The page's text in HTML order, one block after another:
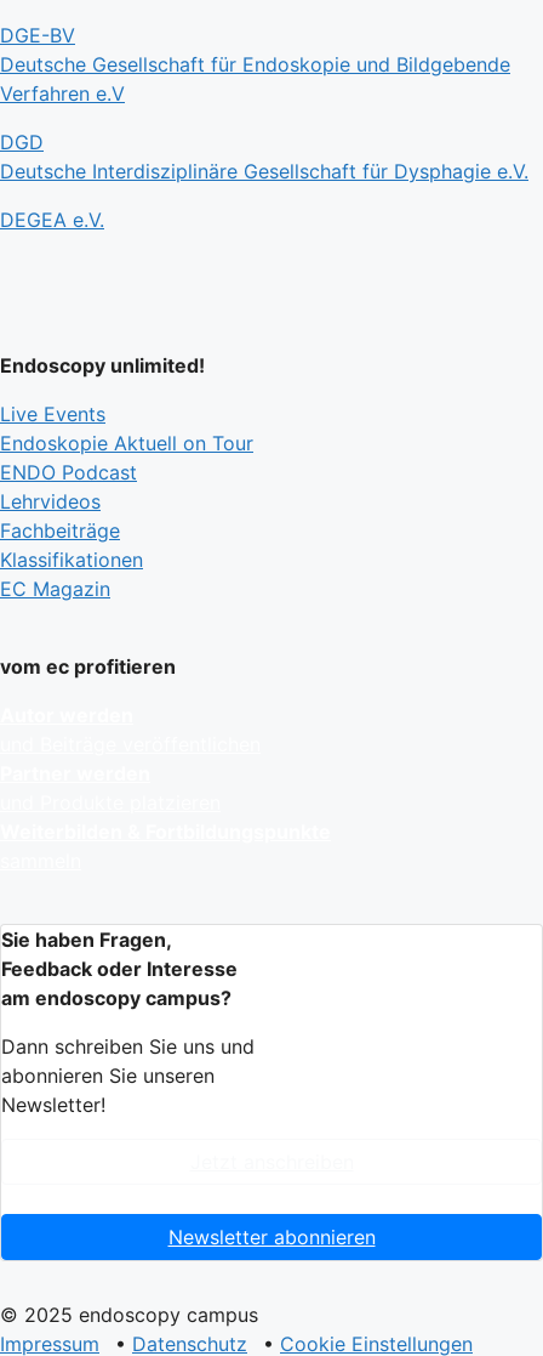
DGE-BV
Deutsche Gesellschaft für Endoskopie und Bildgebende
Verfahren e.V
DGD
Deutsche Interdisziplinäre Gesellschaft für Dysphagie e.V.
DEGEA e.V.
Endoscopy unlimited!
Live Events
Endoskopie Aktuell on Tour
ENDO Podcast
Lehrvideos
Fachbeiträge
Klassifikationen
EC Magazin
vom ec profitieren
Sie haben Fragen,
Feedback oder Interesse
am endoscopy campus?
Dann schreiben Sie uns und
abonnieren Sie unseren
Newsletter!
Newsletter abonnieren
© 2025 endoscopy campus
Impressum
• Datenschutz • Cookie Einstellungen